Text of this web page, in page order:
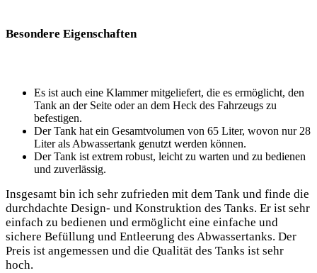
Besondere Eigenschaften
Es ist auch eine Klammer mitgeliefert, die es ermöglicht, den
Tank an der Seite oder an dem Heck des Fahrzeugs zu
befestigen.
Der Tank hat ein Gesamtvolumen von 65 Liter, wovon nur 28
Liter als Abwassertank genutzt werden können.
Der Tank ist extrem robust, leicht zu warten und zu bedienen
und zuverlässig.
Insgesamt bin ich sehr zufrieden mit dem Tank und finde die
durchdachte Design- und Konstruktion des Tanks. Er ist sehr
einfach zu bedienen und ermöglicht eine einfache und
sichere Befüllung und Entleerung des Abwassertanks. Der
Preis ist angemessen und die Qualität des Tanks ist sehr
hoch.